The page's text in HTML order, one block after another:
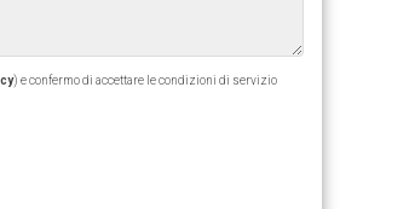
) e confermo di accettare le condizioni di servizio